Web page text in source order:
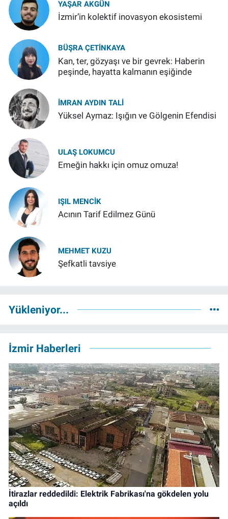
YAŞAR AKGÜN
İzmir’in kolektif inovasyon ekosistemi
BÜŞRA ÇETINKAYA
Kan, ter, gözyaşı ve bir gevrek: Haberin
peşinde, hayatta kalmanın eşiğinde
İMRAN AYDIN TALI
Yüksel Aymaz: Işığın ve Gölgenin Efendisi
ULAŞ LOKUMCU
Emeğin hakkı için omuz omuza!
IŞIL MENCIK
Acının Tarif Edilmez Günü
MEHMET KUZU
Şefkatli tavsiye
Yükleniyor...
İzmir Haberleri
İtirazlar reddedildi: Elektrik Fabrikası'na gökdelen yolu
açıldı